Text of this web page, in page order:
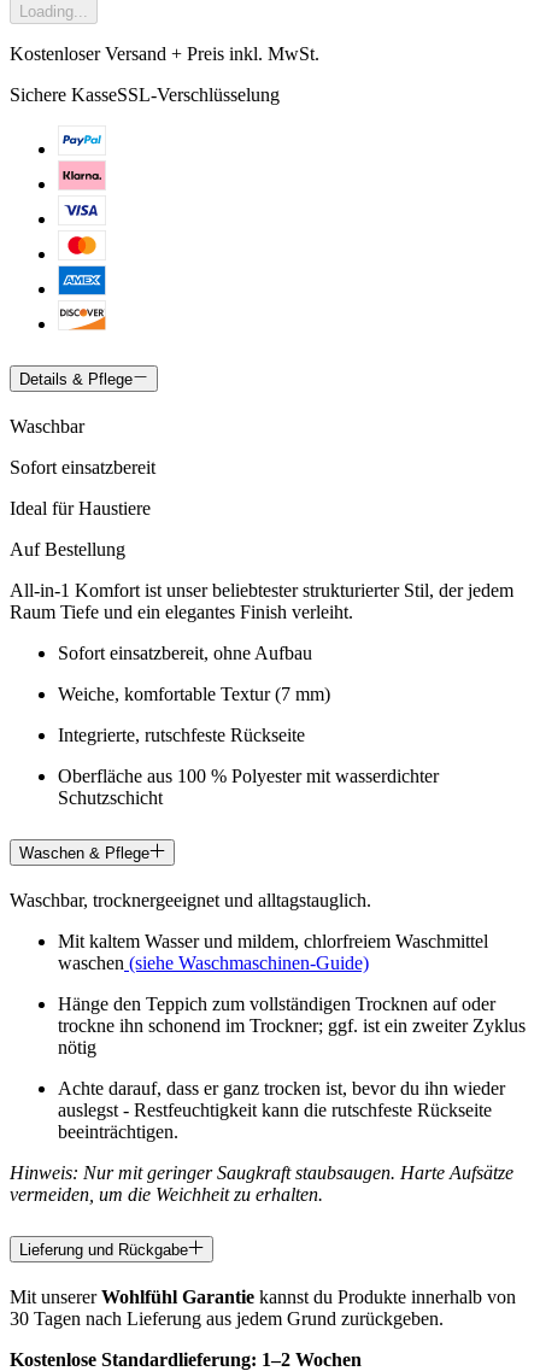
Loading...
Kostenloser Versand + Preis inkl. MwSt.
Sichere KasseSSL-Verschlüsselung
Details & Pflege
Waschbar
Sofort einsatzbereit
Ideal für Haustiere
Auf Bestellung
All-in-1 Komfort ist unser beliebtester strukturierter Stil, der jedem
Raum Tiefe und ein elegantes Finish verleiht.
Sofort einsatzbereit, ohne Aufbau
Weiche, komfortable Textur (7 mm)
Integrierte, rutschfeste Rückseite
Oberfläche aus 100 % Polyester mit wasserdichter
Schutzschicht
Waschen & Pflege
Waschbar, trocknergeeignet und alltagstauglich.
Mit kaltem Wasser und mildem, chlorfreiem Waschmittel
waschen (siehe Waschmaschinen-Guide)
Hänge den Teppich zum vollständigen Trocknen auf oder
trockne ihn schonend im Trockner; ggf. ist ein zweiter Zyklus
nötig
Achte darauf, dass er ganz trocken ist, bevor du ihn wieder
auslegst - Restfeuchtigkeit kann die rutschfeste Rückseite
beeinträchtigen.
Hinweis: Nur mit geringer Saugkraft staubsaugen. Harte Aufsätze
vermeiden, um die Weichheit zu erhalten.
Lieferung und Rückgabe
Mit unsererWohlfühl Garantie kannst du Produkte innerhalb von
30 Tagen nach Lieferung aus jedem Grund zurückgeben.
Kostenlose Standardlieferung: 1–2 Wochen